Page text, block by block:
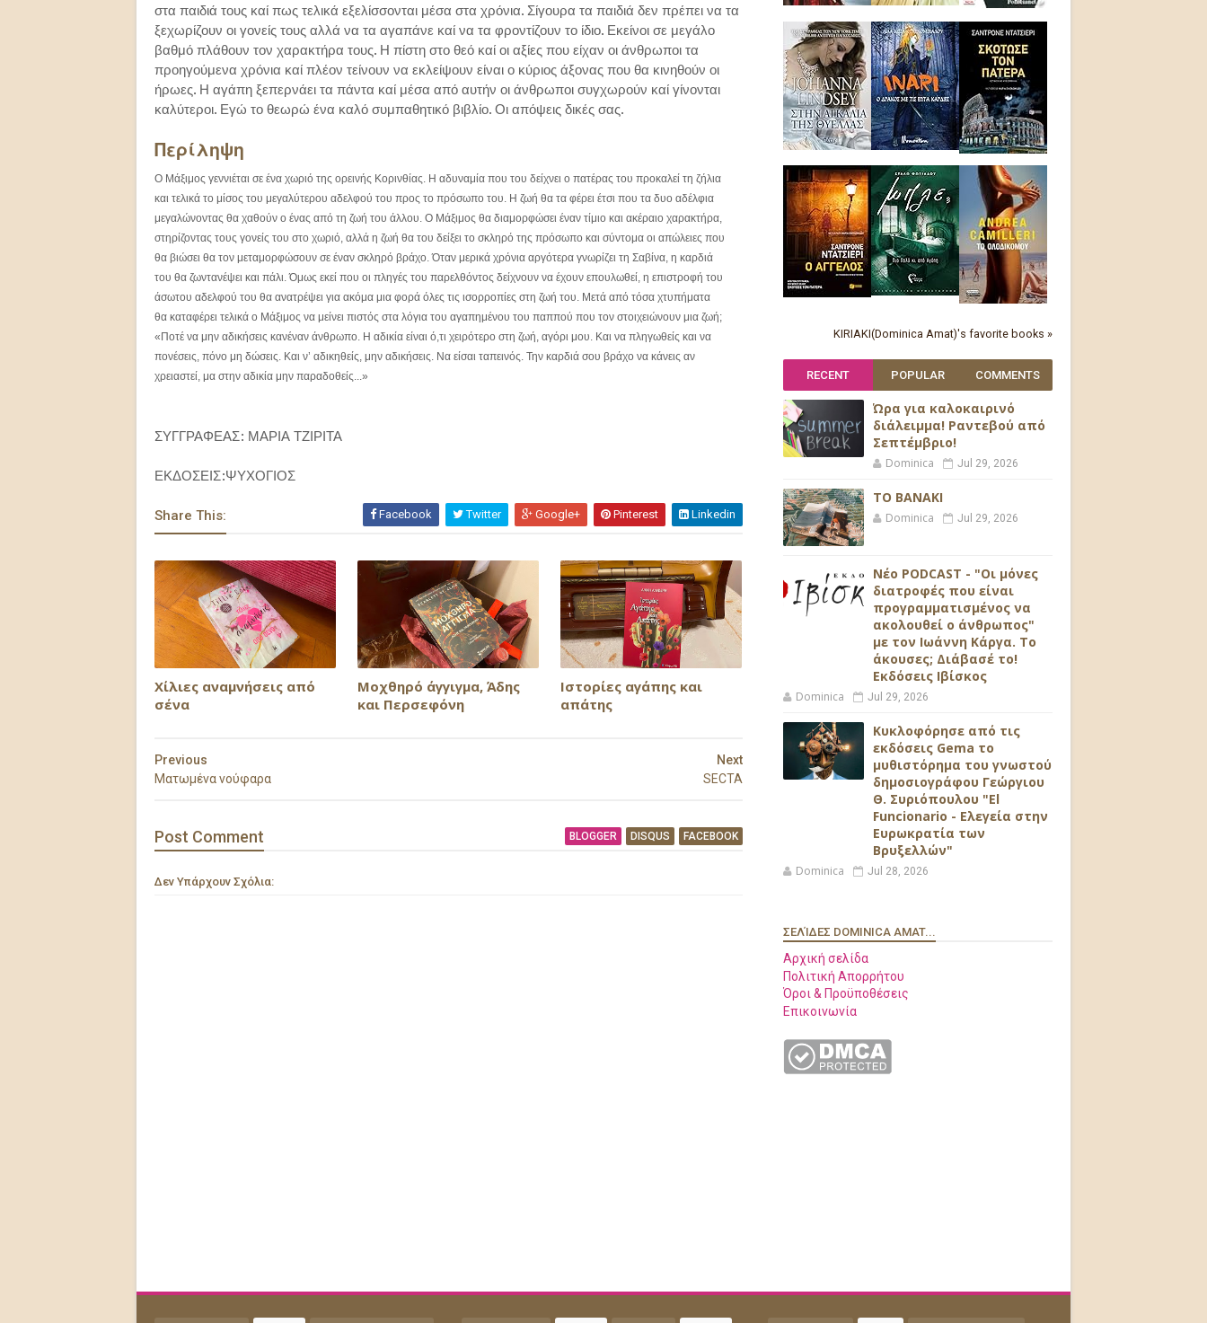
στα παιδιά τους καί πως τελικά εξελίσσονται μέσα στα χρόνια. Σίγουρα τα παιδιά δεν πρέπει να τα
ξεχωρίζουν οι γονείς τους αλλά να τα αγαπάνε καί να τα φροντίζουν το ίδιο. Εκείνοι σε μεγάλο
βαθμό πλάθουν τον χαρακτήρα τους. Η πίστη στο θεό καί οι αξίες που είχαν οι άνθρωποι τα
προηγούμενα χρόνια καί πλέον τείνουν να εκλείψουν είναι ο κύριος άξονας που θα κινηθούν οι
ήρωες. Η αγάπη ξεπερνάει τα πάντα καί μέσα από αυτήν οι άνθρωποι συγχωρούν καί γίνονται
καλύτεροι. Εγώ το θεωρώ ένα καλό συμπαθητικό βιβλίο. Οι απόψεις δικές σας.
Περίληψη
Ο Μάξιμος γεννιέται σε ένα χωριό της ορεινής Κορινθίας. Η αδυναμία που του δείχνει ο πατέρας του προκαλεί τη ζήλια
και τελικά το μίσος του μεγαλύτερου αδελφού του προς το πρόσωπο του. Η ζωή θα τα φέρει έτσι που τα δυο αδέλφια
μεγαλώνοντας θα χαθούν ο ένας από τη ζωή του άλλου. Ο Μάξιμος θα διαμορφώσει έναν τίμιο και ακέραιο χαρακτήρα,
στηρίζοντας τους γονείς του στο χωριό, αλλά η ζωή θα του δείξει το σκληρό της πρόσωπο και σύντομα οι απώλειες που
θα βιώσει θα τον μεταμορφώσουν σε έναν σκληρό βράχο. Όταν μερικά χρόνια αργότερα γνωρίζει τη Σαβίνα, η καρδιά
του θα ζωντανέψει και πάλι. Όμως εκεί που οι πληγές του παρελθόντος δείχνουν να έχουν επουλωθεί, η επιστροφή του
άσωτου αδελφού του θα ανατρέψει για ακόμα μια φορά όλες τις ισορροπίες στη ζωή του. Μετά από τόσα χτυπήματα
θα καταφέρει τελικά ο Μάξιμος να μείνει πιστός στα λόγια του αγαπημένου του παππού που τον στοιχειώνουν μια ζωή;
«Ποτέ να μην αδικήσεις κανέναν άνθρωπο. Η αδικία είναι ό,τι χειρότερο στη ζωή, αγόρι μου. Και να πληγωθείς και να
πονέσεις, πόνο μη δώσεις. Και ν’ αδικηθείς, μην αδικήσεις. Να είσαι ταπεινός. Την καρδιά σου βράχο να κάνεις αν
χρειαστεί, μα στην αδικία μην παραδοθείς...»
ΣΥΓΓΡΑΦΕΑΣ: ΜΑΡΙΑ ΤΖΙΡΙΤΑ
ΕΚΔΟΣΕΙΣ:ΨΥΧΟΓΙΟΣ
Share This: Facebook Twitter Google+ Pinterest Linkedin
Xίλιες αναμνήσεις από
σένα
Μοχθηρό άγγιγμα, Άδης
και Περσεφόνη
Ιστορίες αγάπης και
απάτης
Next
SECTA
Previous
Ματωμένα νούφαρα
Post Comment BLOGGER DISQUS FACEBOOK
Δεν Υπάρχουν Σχόλια:
KIRIAKI(Dominica Amat)'s favorite books »
RECENT POPULAR COMMENTS
Ώρα για καλοκαιρινό
διάλειμμα! Ραντεβού από
Σεπτέμβριο!
Dominica Jul 29, 2026
ΤΟ ΒΑΝΑΚΙ
Dominica Jul 29, 2026
Νέο PODCAST - "Οι μόνες
διατροφές που είναι
προγραμματισμένος να
ακολουθεί ο άνθρωπος"
με τον Ιωάννη Κάργα. Το
άκουσες; Διάβασέ το!
Εκδόσεις Ιβίσκος
Dominica Jul 29, 2026
Κυκλοφόρησε από τις
εκδόσεις Gema το
μυθιστόρημα του γνωστού
δημοσιογράφου Γεώργιου
Θ. Συριόπουλου "El
Funcionario - Ελεγεία στην
Ευρωκρατία των
Βρυξελλών"
Dominica Jul 28, 2026
ΣΕΛΊΔΕΣ DOMINICA AMAT...
Αρχική σελίδα
Πολιτική Απορρήτου
Όροι & Προϋποθέσεις
Επικοινωνία